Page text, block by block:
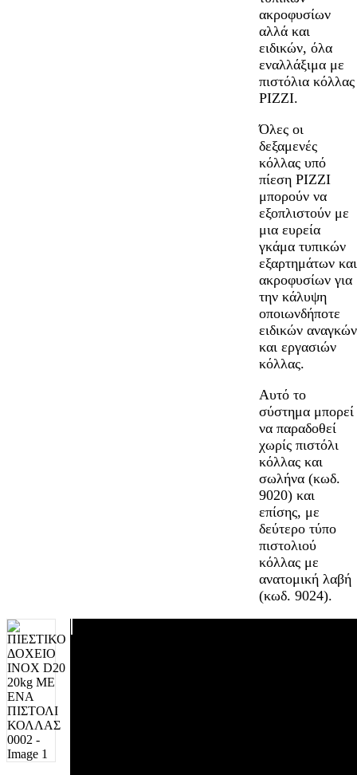
ακροφυσίων
αλλά και
ειδικών, όλα
εναλλάξιμα με
πιστόλια κόλλας
PIZZI.
Όλες οι
δεξαμενές
κόλλας υπό
πίεση PIZZI
μπορούν να
εξοπλιστούν με
μια ευρεία
γκάμα τυπικών
εξαρτημάτων και
ακροφυσίων για
την κάλυψη
οποιωνδήποτε
ειδικών αναγκών
και εργασιών
κόλλας.
Αυτό το
σύστημα μπορεί
να παραδοθεί
χωρίς πιστόλι
κόλλας και
σωλήνα (κωδ.
9020) και
επίσης, με
δεύτερο τύπο
πιστολιού
κόλλας με
ανατομική λαβή
(κωδ. 9024).